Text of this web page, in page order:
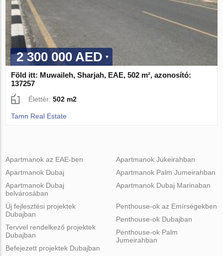
2 300 000 AED
Föld itt: Muwaileh, Sharjah, EAE, 502 m², azonosító:
137257
Élettér:502 m2
Tamn Real Estate
Apartmanok az EAE-ben
Apartmanok Dubaj
Apartmanok Dubaj
belvárosában
Apartmanok Jukeirahban
Apartmanok Palm Jumeirahban
Apartmanok Dubaj Marinaban
Új fejlesztési projektek
Dubajban
Tervvel rendelkező projektek
Dubajban
Befejezett projektek Dubajban
Penthouse-ok az Emírségekben
Penthouse-ok Dubajban
Penthouse-ok Palm
Jumeirahban